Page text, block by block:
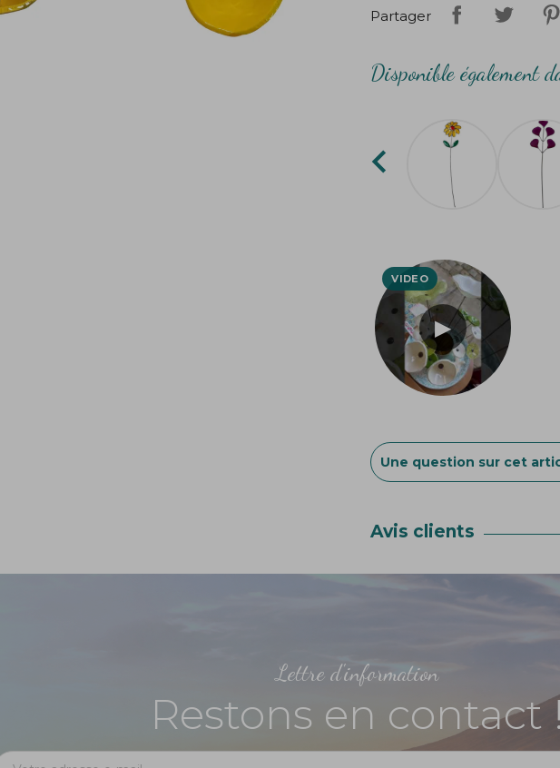
Partager
Disponible également

Une question sur cet
Avis clients
Lettre d'information
Restons en contact !